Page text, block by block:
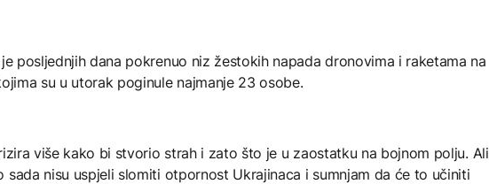
posljednjih dana pokrenuo niz žestokih napada dronovima i raketama na
su u utorak poginule najmanje 23 osobe.
više kako bi stvorio strah i zato što je u zaostatku na bojnom polju. Ali
sada nisu uspjeli slomiti otpornost Ukrajinaca i sumnjam da će to učiniti